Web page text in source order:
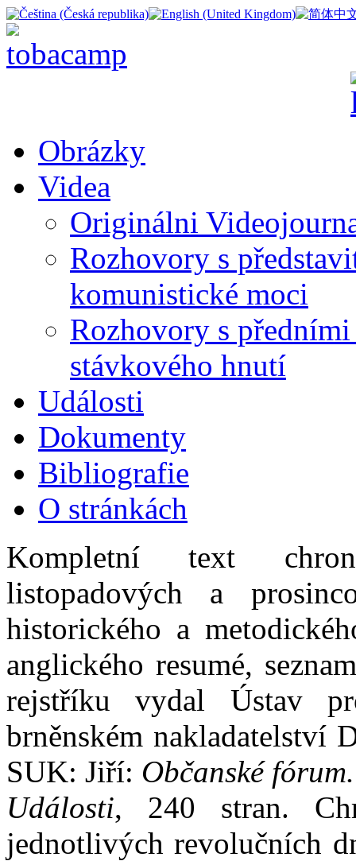
Obrázky
Videa
Originálni
Rozhovory s
komunistické moci
Rozhovory s
stávkového hnutí
Události
Dokumenty
Bibliografie
O stránkách
Kompletní text
listopadových a
historického a
anglického resumé,
rejstříku vydal Ústav
brněnském nakladatelství
SUK: Jiří: Občanské
Události, 240 stran.
jednotlivých revolučních